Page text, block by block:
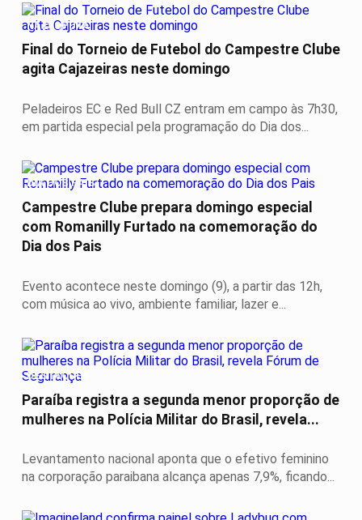
NA DISPUTA
Final do Torneio de Futebol do Campestre Clube
agita Cajazeiras neste domingo
Peladeiros EC e Red Bull CZ entram em campo às 7h30,
em partida especial pela programação do Dia dos...
DIA DOS PAIS
Campestre Clube prepara domingo especial
com Romanilly Furtado na comemoração do
Dia dos Pais
Evento acontece neste domingo (9), a partir das 12h,
com música ao vivo, ambiente familiar, lazer e...
DESTAQUES
Paraíba registra a segunda menor proporção de
mulheres na Polícia Militar do Brasil, revela...
Levantamento nacional aponta que o efetivo feminino
na corporação paraibana alcança apenas 7,9%, ficando...